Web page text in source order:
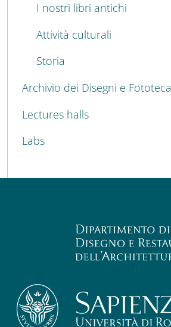
I nostri libri antichi
Attività culturali
Storia
Archivio dei Disegni e Fototeca
Lectures halls
Labs